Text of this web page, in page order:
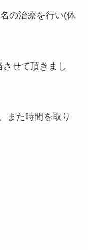
の治療を行い(体
せて頂きまし
また時間を取り